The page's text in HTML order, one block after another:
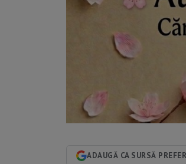
ADAUGĂ CA SURSĂ